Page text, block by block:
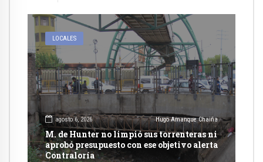
LOCALES
agosto 6, 2026 Hugo Amanque Chaiña
M. de Hunter no limpió sus torrenteras ni
aprobó presupuesto con ese objetivo alerta
Contraloría